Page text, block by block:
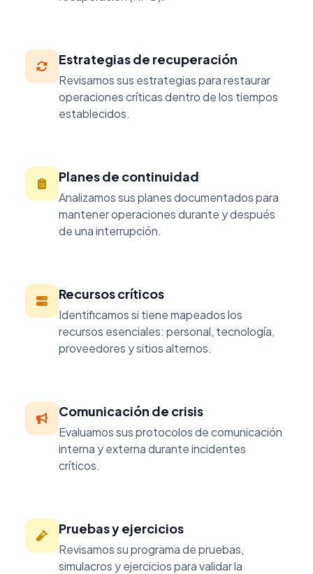
Estrategias de recuperación
Revisamos sus estrategias para restaurar
operaciones críticas dentro de los tiempos
establecidos.
Planes de continuidad
Analizamos sus planes documentados para
mantener operaciones durante y después
de una interrupción.
Recursos críticos
Identificamos si tiene mapeados los
recursos esenciales: personal, tecnología,
proveedores y sitios alternos.
Comunicación de crisis
Evaluamos sus protocolos de comunicación
interna y externa durante incidentes
críticos.
Pruebas y ejercicios
Revisamos su programa de pruebas,
simulacros y ejercicios para validar la